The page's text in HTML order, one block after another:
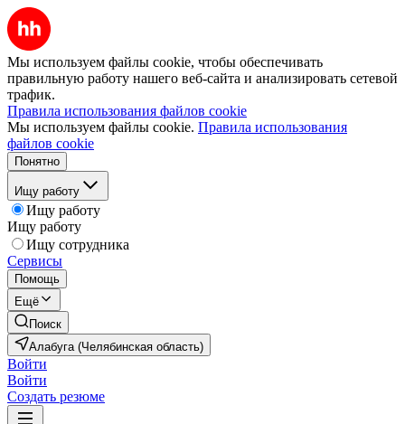
Мы используем файлы cookie, чтобы обеспечивать
правильную работу нашего веб-сайта и анализировать сетевой
трафик.
Правила использования файлов cookie
Мы используем файлы cookie. Правила использования
файлов cookie
Понятно
Ищу работу
Ищу работу
Ищу работу
Ищу сотрудника
Сервисы
Помощь
Ещё
Поиск
Алабуга (Челябинская область)
Войти
Войти
Создать резюме